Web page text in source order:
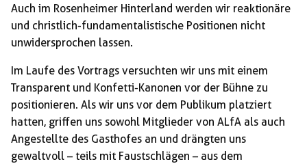
Auch im Rosenheimer Hinterland werden wir reaktionäre
und christlich-fundamentalistische Positionen nicht
unwidersprochen lassen.
Im Laufe des Vortrags versuchten wir uns mit einem
Transparent und Konfetti-Kanonen vor der Bühne zu
positionieren. Als wir uns vor dem Publikum platziert
hatten, griffen uns sowohl Mitglieder von ALfA als auch
Angestellte des Gasthofes an und drängten uns
gewaltvoll – teils mit Faustschlägen – aus dem